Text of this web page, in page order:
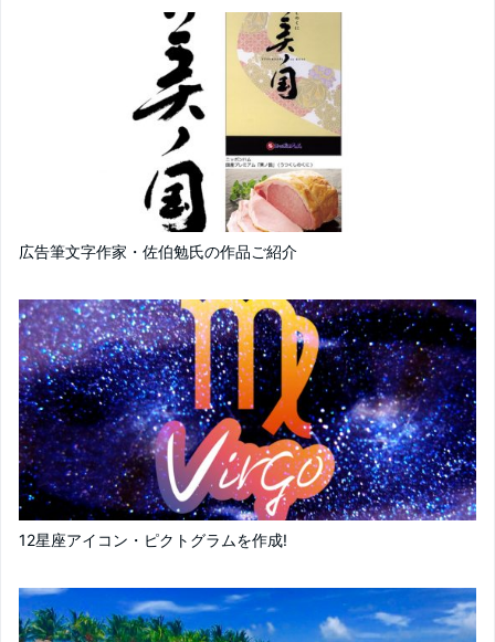
広告筆文字作家・佐伯勉氏の作品ご紹介
12星座アイコン・ピクトグラムを作成!